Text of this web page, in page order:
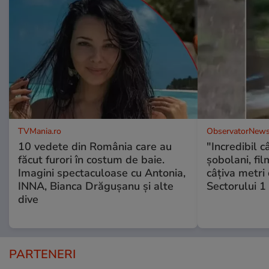
TVMania.ro
10 vedete din România care au
făcut furori în costum de baie.
Imagini spectaculoase cu Antonia,
INNA, Bianca Drăgușanu și alte
dive
"Incredibil
șobolani,
câțiva metri
Sectorului 1
PARTENERI